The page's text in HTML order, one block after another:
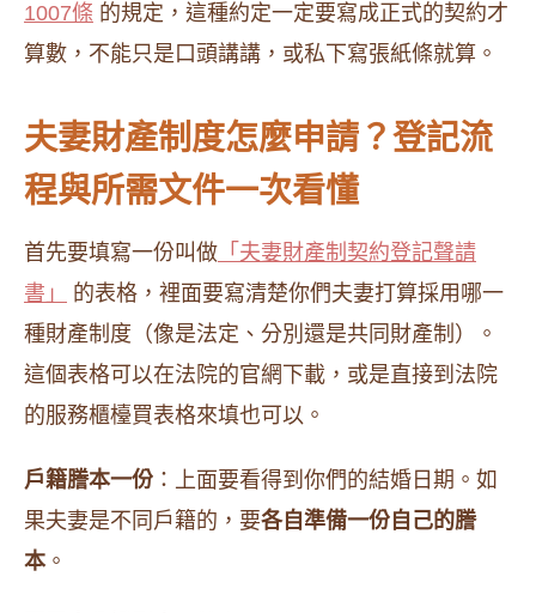
1007條 的規定，這種約定一定要寫成正式的契約才
算數，不能只是口頭講講，或私下寫張紙條就算。
夫妻財產制度怎麼申請？登記流
程與所需文件一次看懂
首先要填寫一份叫做 「夫妻財產制契約登記聲請
書」
的表格，裡面要寫清楚你們夫妻打算採用哪一
種財產制度（像是法定、分別還是共同財產制）。
這個表格可以在法院的官網下載，或是直接到法院
的服務櫃檯買表格來填也可以。
戶籍謄本一份 ：上面要看得到你們的結婚日期。如
果夫妻是不同戶籍的，要各自準備一份自己的謄
本 。